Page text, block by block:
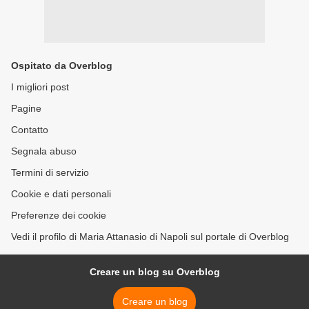
Ospitato da Overblog
I migliori post
Pagine
Contatto
Segnala abuso
Termini di servizio
Cookie e dati personali
Preferenze dei cookie
Vedi il profilo di Maria Attanasio di Napoli sul portale di Overblog
Creare un blog su Overblog
Creare un blog